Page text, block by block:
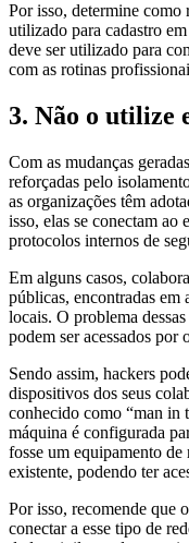
Por isso, determine
utilizado para cadastro
deve ser utilizado para
com as rotinas
3. Não o utilize
Com as mudanças
reforçadas pelo
as organizações têm
isso, elas se conectam ao
protocolos internos de
Em alguns casos,
públicas, encontradas em
locais. O problema
podem ser acessados por
Sendo assim, hackers
dispositivos dos seus
conhecido como “man in
máquina é configurada
fosse um equipamento de
existente, podendo ter
Por isso, recomende que
conectar a esse tipo de